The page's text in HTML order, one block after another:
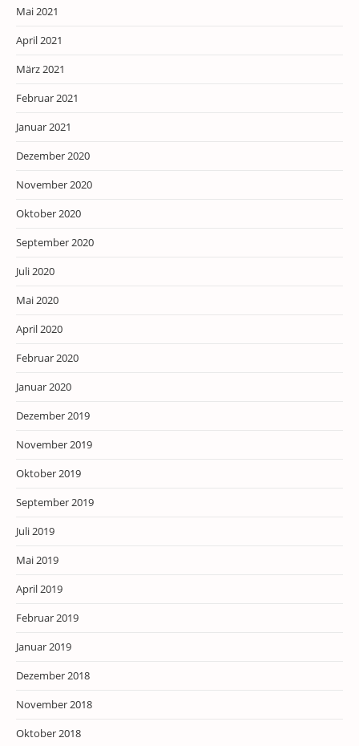
Mai 2021
April 2021
März 2021
Februar 2021
Januar 2021
Dezember 2020
November 2020
Oktober 2020
September 2020
Juli 2020
Mai 2020
April 2020
Februar 2020
Januar 2020
Dezember 2019
November 2019
Oktober 2019
September 2019
Juli 2019
Mai 2019
April 2019
Februar 2019
Januar 2019
Dezember 2018
November 2018
Oktober 2018